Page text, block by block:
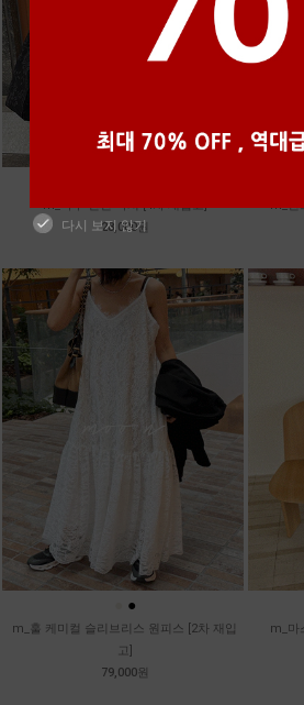
m_마무 린넨 나시 [4차 재입고]
28,000원
m_밴
●
m_훌 케미컬 슬리브리스 원피스 [2차 재입
고]
79,000원
m_마
다시 보지 않기